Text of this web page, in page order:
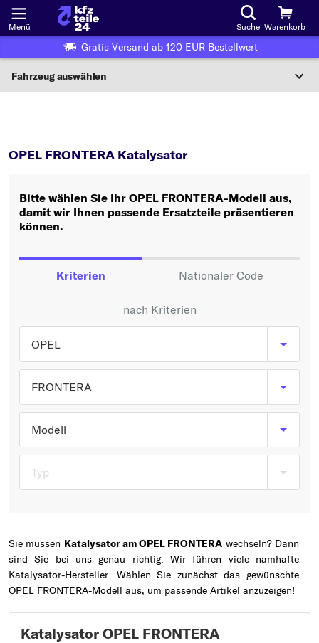
Menü Suche Warenkorb
Gratis Versand ab 120 EUR Bestellwert
Fahrzeug auswählen
Wo finde ich die?
Oder
Oder Fahrzeugauswahl nach Kriterien:
Hersteller wählen
Typ wählen
OPEL FRONTERA Katalysator
Bitte wählen Sie Ihr OPEL FRONTERA-Modell aus,
damit wir Ihnen passende Ersatzteile präsentieren
können.
Kriterien Nationaler Code
nach Kriterien
OPEL
FRONTERA
Modell
Typ
Sie müssen Katalysator am OPEL FRONTERA wechseln? Dann
sind Sie bei uns genau richtig. Wir führen viele namhafte
Katalysator-Hersteller. Wählen Sie zunächst das gewünschte
OPEL FRONTERA-Modell aus, um passende Artikel anzuzeigen!
Katalysator OPEL FRONTERA